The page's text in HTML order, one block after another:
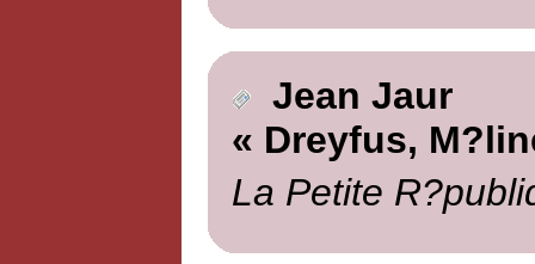
Jean Jaur
« Dreyfus,
La Petite